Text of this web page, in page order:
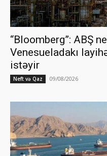
“Bloomberg”: ABŞ
Venesueladakı
istəyir
Neft və Qaz 09/08/2026